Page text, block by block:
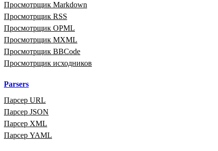
Просмотрщик Markdown
Просмотрщик RSS
Просмотрщик OPML
Просмотрщик MXML
Просмотрщик BBCode
Просмотрщик исходников
Parsers
Парсер URL
Парсер JSON
Парсер XML
Парсер YAML